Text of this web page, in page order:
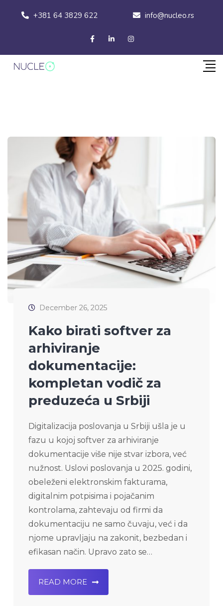
+381 64 3829 622 info@nucleo.rs
December 26, 2025
Kako birati softver za
arhiviranje
dokumentacije:
kompletan vodič za
preduzeća u Srbiji
Digitalizacija poslovanja u Srbiji ušla je u
fazu u kojoj softver za arhiviranje
dokumentacije više nije stvar izbora, već
nužnost. Uslovi poslovanja u 2025. godini,
obeleženi elektronskim fakturama,
digitalnim potpisima i pojačanim
kontrolama, zahtevaju od firmi da
dokumentaciju ne samo čuvaju, već i da
njome upravljaju na zakonit, bezbedan i
efikasan način. Upravo zato se…
READ MORE